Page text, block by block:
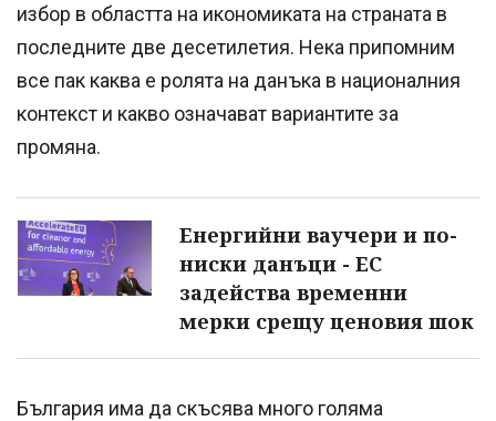
избор в областта на икономиката на страната в
последните две десетилетия. Нека припомним
все пак каква е ролята на данъка в националния
контекст и какво означават вариантите за
промяна.
Енергийни ваучери и по-
ниски данъци - ЕС
задейства временни
мерки срещу ценовия шок
България има да скъсява много голяма